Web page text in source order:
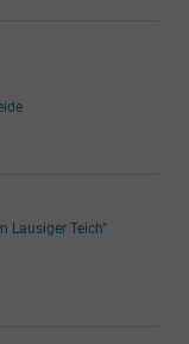
Lausiger Teich"